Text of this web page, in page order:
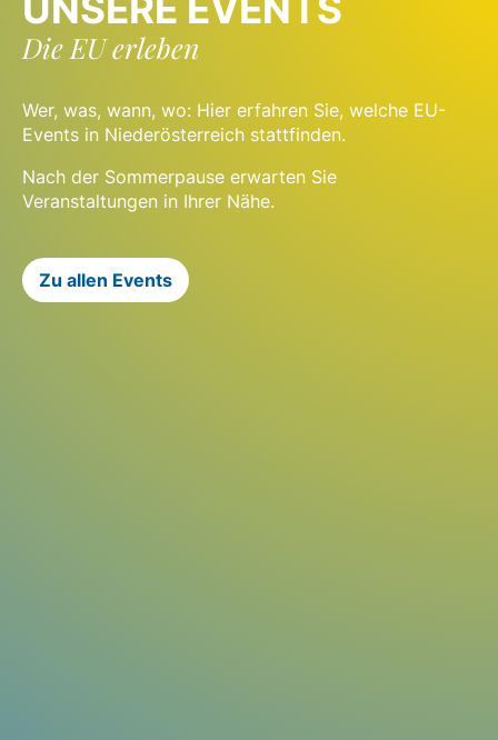
Die EU erleben
Wer, was, wann, wo: Hier erfahren Sie, welche EU-
Events in Niederösterreich stattfinden.
Nach der Sommerpause erwarten Sie
Veranstaltungen in Ihrer Nähe.
Zu allen Events